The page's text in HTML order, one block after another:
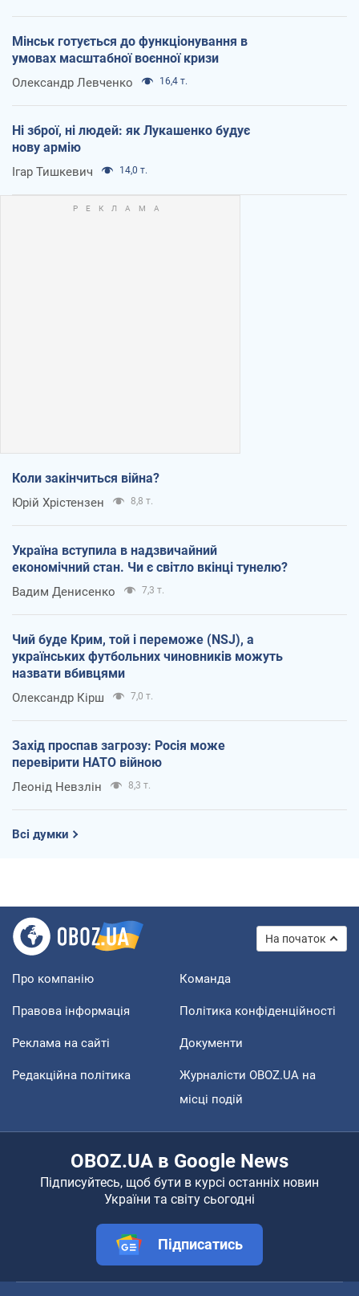
Мінськ готується до функціонування в
умовах масштабної воєнної кризи
Олександр Левченко 16,4 т.
Ні зброї, ні людей: як Лукашенко будує
нову армію
Ігар Тишкевич 14,0 т.
Коли закінчиться війна?
Юрій Хрістензен 8,8 т.
Україна вступила в надзвичайний
економічний стан. Чи є світло вкінці тунелю?
Вадим Денисенко 7,3 т.
Чий буде Крим, той і переможе (NSJ), а
українських футбольних чиновників можуть
назвати вбивцями
Олександр Кірш 7,0 т.
Захід проспав загрозу: Росія може
перевірити НАТО війною
Леонід Невзлін 8,3 т.
Всі думки
На початок
Про компанію Команда
Правова інформація Політика конфіденційності
Реклама на сайті Документи
Редакційна політика
Журналісти OBOZ.UA на
місці подій
OBOZ.UA в Google News
Підписуйтесь, щоб бути в курсі останніх новин
України та світу сьогодні
Підписатись